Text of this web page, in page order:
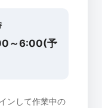
～6:00(予
ンして作業中の